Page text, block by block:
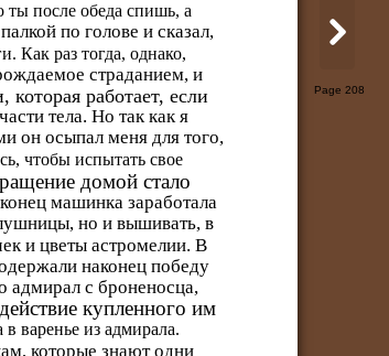
ты после обеда спишь, а
по голове и сказал,
Как раз тогда, однако,
страданием, и
работает, если
тела. Но так как я
он осыпал меня для того,
чтобы испытать свое
домой стало
машинка заработала
но и вышивать, в
и цветы астромелии. В
наконец победу
адмирал с броненосца,
купленного им
варенье из адмирала.
которые знают одни
Page 208